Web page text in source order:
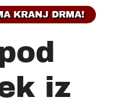
KRANJ DRMA!
iz